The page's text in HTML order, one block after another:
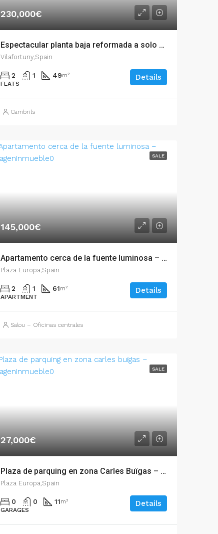
230,000€
Espectacular planta baja reformada a solo 30 metros de la playa en Vilafortuny – 007.01722
Vilafortuny,Spain
2 1 49m²
FLATS
Details
Cambrils
SALE
145,000€
Apartamento cerca de la fuente luminosa – 003.03346
Plaza Europa,Spain
2 1 61m²
APARTMENT
Details
Salou – Oficinas centrales
SALE
27,000€
Plaza de parquing en zona Carles Buïgas – 003.03371
Plaza Europa,Spain
0 0 11m²
GARAGES
Details